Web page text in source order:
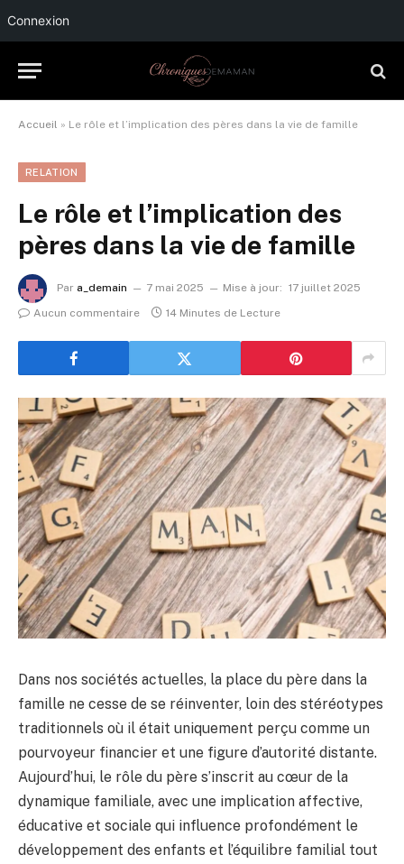
Connexion
Accueil » Le rôle et l’implication des pères dans la vie de famille
RELATION
Le rôle et l’implication des
pères dans la vie de famille
Par a_demain 7 mai 2025 Mise à jour: 17 juillet 2025
Aucun commentaire
14 Minutes de Lecture
Dans nos sociétés actuelles, la place du père dans la
famille ne cesse de se réinventer, loin des stéréotypes
traditionnels où il était uniquement perçu comme un
pourvoyeur financier et une figure d’autorité distante.
Aujourd’hui, le rôle du père s’inscrit au cœur de la
dynamique familiale, avec une implication affective,
éducative et sociale qui influence profondément le
développement des enfants et l’équilibre familial tout